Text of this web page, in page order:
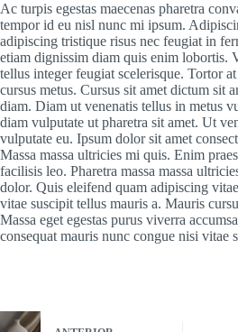
Ac turpis egestas maecenas pharetra
tempor id eu nisl nunc mi ipsum.
adipiscing tristique risus nec feugiat in
etiam dignissim diam quis enim lobortis.
tellus integer feugiat scelerisque. Tortor
cursus metus. Cursus sit amet dictum sit
diam. Diam ut venenatis tellus in metus
diam vulputate ut pharetra sit amet. Ut
vulputate eu. Ipsum dolor sit amet
Massa massa ultricies mi quis. Enim
facilisis leo. Pharetra massa massa
dolor. Quis eleifend quam adipiscing
vitae suscipit tellus mauris a. Mauris
Massa eget egestas purus viverra
consequat mauris nunc congue nisi vitae